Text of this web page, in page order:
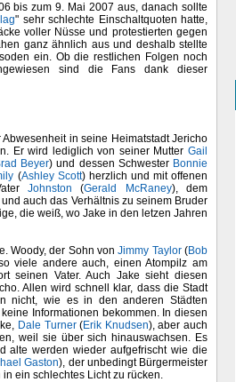
bis zum 9. Mai 2007 aus, danach sollte
" sehr schlechte Einschaltquoten hatte,
voller Nüsse und protestierten gegen
ganz ähnlich aus und deshalb stellte
ein. Ob die restlichen Folgen noch
sind die Fans dank dieser
in seine Heimatstadt Jericho
Er wird lediglich von seiner Mutter Gail
Beyer) und dessen Schwester Bonnie
(Ashley Scott) herzlich und mit offenen
Johnston (Gerald McRaney), dem
auch das Verhältnis zu seinem Bruder
die weiß, wo Jake in den letzen Jahren
Woody, der Sohn vonJimmy Taylor(Bob
viele andere auch, einen Atompilz am
seinen Vater. Auch Jake sieht diesen
Allen wird schnell klar, dass die Stadt
nicht, wie es in den anderen Städten
Informationen bekommen. In diesen
Dale Turner(Erik Knudsen), aber auch
weil sie über sich hinauswachsen. Es
alte werden wieder aufgefrischt wie die
Gaston), der unbedingt Bürgermeister
ein schlechtes Licht zu rücken.